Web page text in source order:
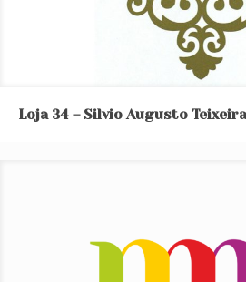
Loja 34 – Silvio
Loja 34 – Silvio Augusto Teixeira